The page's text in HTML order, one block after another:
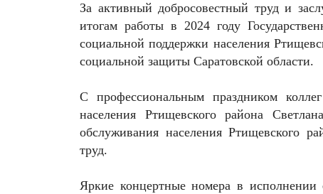
За активный добросовестный труд и
итогам работы в 2024 году
социальной поддержки населения
социальной защиты Саратовской области.
С профессиональным праздником
населения Ртищевского района
обслуживания населения Ртищевского
труд.
Яркие концертные номера в исполнении